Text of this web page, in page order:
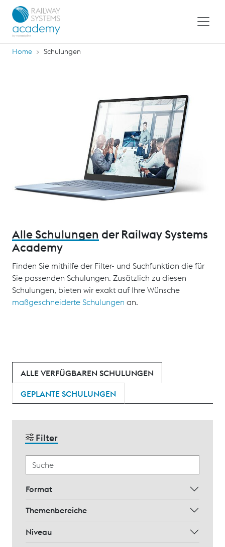
Home Schulungen
Alle Schulungen der Railway Systems
Academy
Finden Sie mithilfe der Filter- und Suchfunktion die für
Sie passenden Schulungen. Zusätzlich zu diesen
Schulungen, bieten wir exakt auf Ihre Wünsche
maßgeschneiderte Schulungen an.
ALLE VERFÜGBAREN SCHULUNGEN
GEPLANTE SCHULUNGEN
Filter
Format
Themenbereiche
Niveau